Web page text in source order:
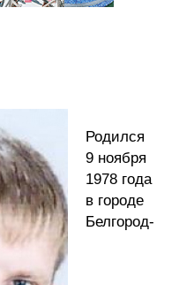
Родился
9 ноября
1978 года
в городе
Белгород-